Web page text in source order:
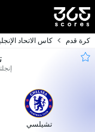
كرة قدم كاس الاتحاد
تشيلسي